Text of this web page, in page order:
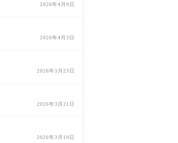
2026年4月9日
2026年4月3日
2026年3月23日
2026年3月21日
2026年3月19日